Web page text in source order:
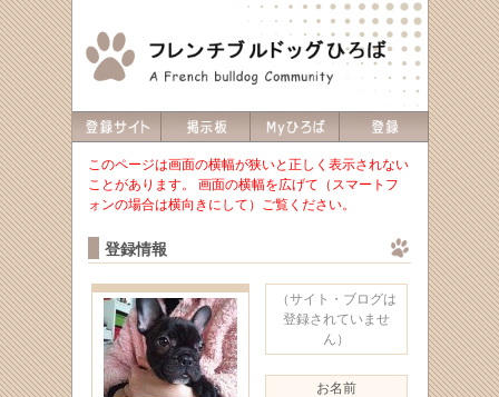
このページは画面の横幅が狭いと正しく表示されない
ことがあります。 画面の横幅を広げて（スマートフ
ォンの場合は横向きにして）ご覧ください。
登録情報
（サイト・ブログは
登録されていませ
ん）
お名前